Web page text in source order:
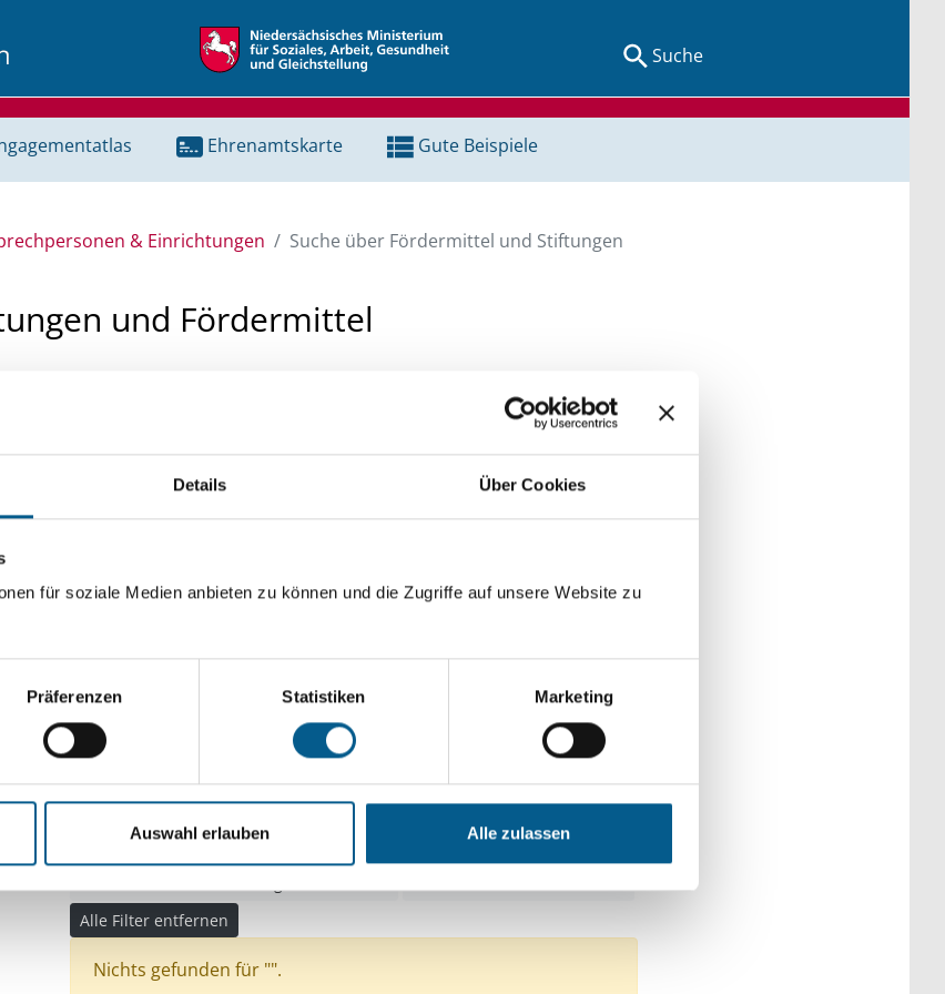
Details Über Cookies
für soziale Medien anbieten zu können und die Zugriffe auf unsere Website zu
Präferenzen Statistiken Marketing
Auswahl erlauben Alle zulassen
Suche
Ehrenamtskarte Gute Beispiele
& Einrichtungen Suche über Fördermittel und Stiftungen
und Fördermittel
und Stiftungsdatenbank recherchieren. Bei der Suche bitte die Groß- und
Aktive Filter:
Bereiche: Stiftungen
Themen: Kirchliche Zwecke
Themen: Natur- & Umweltschutz
Themen: Kinder, Jugendliche & Familie
Alle Filter entfernen
Nichts gefunden für "".